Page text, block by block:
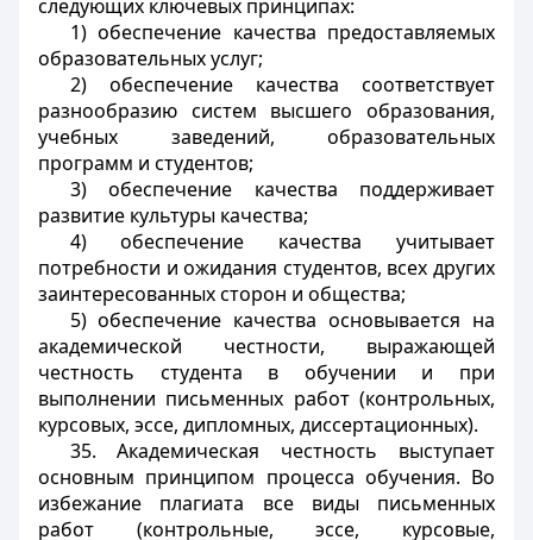
следующих ключевых принципах:
1) обеспечение качества предоставляемых
образовательных услуг;
2) обеспечение качества соответствует
разнообразию систем высшего образования,
учебных заведений, образовательных
программ и студентов;
3) обеспечение качества поддерживает
развитие культуры качества;
4) обеспечение качества учитывает
потребности и ожидания студентов, всех других
заинтересованных сторон и общества;
5) обеспечение качества основывается на
академической честности, выражающей
честность студента в обучении и при
выполнении письменных работ (контрольных,
курсовых, эссе, дипломных, диссертационных).
35. Академическая честность выступает
основным принципом процесса обучения. Во
избежание плагиата все виды письменных
работ (контрольные, эссе, курсовые,